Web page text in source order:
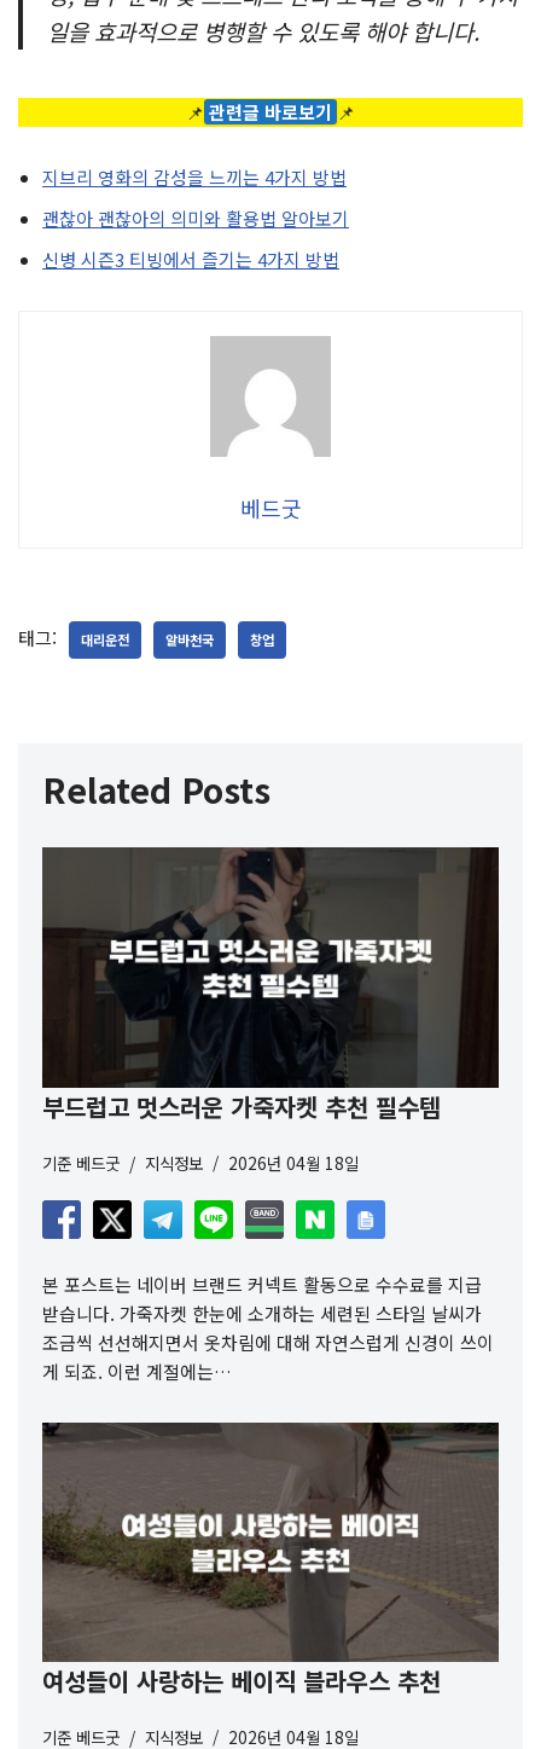
일을 효과적으로 병행할 수 있도록 해야 합니다.
📌 관련글 바로보기 📌
지브리 영화의 감성을 느끼는 4가지 방법
괜찮아 괜찮아의 의미와 활용법 알아보기
신병 시즌3 티빙에서 즐기는 4가지 방법
베드굿
태그: 대리운전 알바천국 창업
Related Posts
부드럽고 멋스러운 가죽자켓 추천 필수템
기준 베드굿 지식정보 2026년 04월 18일
본 포스트는 네이버 브랜드 커넥트 활동으로 수수료를 지급
받습니다. 가죽자켓 한눈에 소개하는 세련된 스타일 날씨가
조금씩 선선해지면서 옷차림에 대해 자연스럽게 신경이 쓰이
게 되죠. 이런 계절에는…
여성들이 사랑하는 베이직 블라우스 추천
기준 베드굿 지식정보 2026년 04월 18일